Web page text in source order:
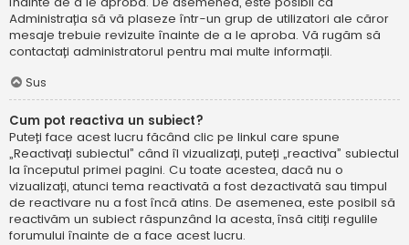
Administrația să vă plaseze într-un grup de utilizatori ale căror
mesaje trebuie revizuite înainte de a le aproba. Vă rugăm să
contactați administratorul pentru mai multe informații.
Sus
Cum pot reactiva un subiect?
Puteți face acest lucru făcând clic pe linkul care spune
„Reactivați subiectul” când îl vizualizați, puteți „reactiva” subiectul
la începutul primei pagini. Cu toate acestea, dacă nu o
vizualizați, atunci tema reactivată a fost dezactivată sau timpul
de reactivare nu a fost încă atins. De asemenea, este posibil să
reactivăm un subiect răspunzând la acesta, însă citiți regulile
forumului înainte de a face acest lucru.